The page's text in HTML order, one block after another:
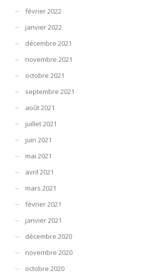
février 2022
janvier 2022
décembre 2021
novembre 2021
octobre 2021
septembre 2021
août 2021
juillet 2021
juin 2021
mai 2021
avril 2021
mars 2021
février 2021
janvier 2021
décembre 2020
novembre 2020
octobre 2020